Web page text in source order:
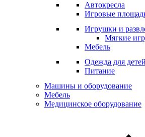
Автокресла
Игровые
Игрушки и
Мягкие
Мебель
Одежда для детей
Питание
Машины и оборудование
Мебель
Медицинское оборудование